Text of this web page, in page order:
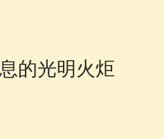
的光明火炬